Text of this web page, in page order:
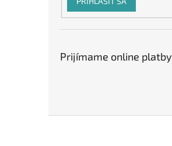
Prijímame online platby